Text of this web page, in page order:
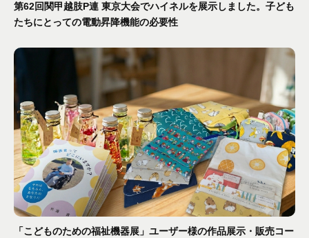
第62回関甲越肢P連 東京大会でハイネルを展示しました。子ども
たちにとっての電動昇降機能の必要性
「こどものための福祉機器展」ユーザー様の作品展示・販売コー